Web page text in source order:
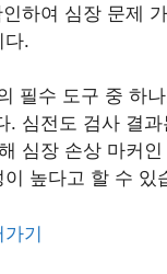
하여 심장 문제
다.
필수 도구 중 하
. 심전도 검사 결
심장 손상 마커
높다고 할 수 있
기